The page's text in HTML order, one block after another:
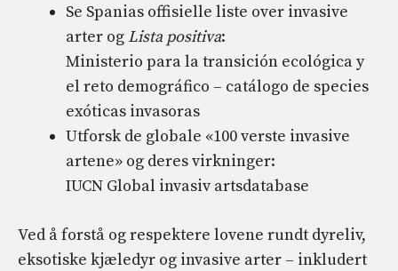
Se Spanias offisielle liste over invasive
arter og Lista positiva:
Ministerio para la transición ecológica y
el reto demográfico – catálogo de species
exóticas invasoras
Utforsk de globale «100 verste invasive
artene» og deres virkninger:
IUCN Global invasiv artsdatabase
Ved å forstå og respektere lovene rundt dyreliv,
eksotiske kjæledyr og invasive arter – inkludert